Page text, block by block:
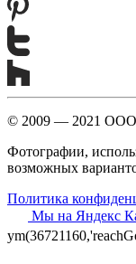
© 2009 — 2021 ООО
Фотографии,
возможных
Политика
Мы на Яндекс